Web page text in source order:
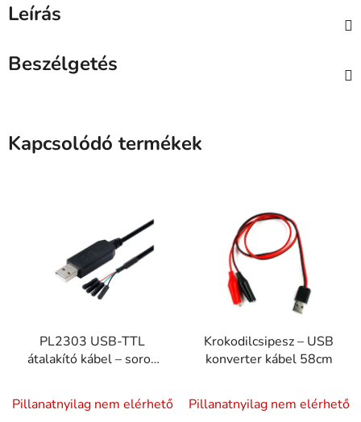
Leírás
Beszélgetés
Kapcsolódó termékek
PL2303 USB-TTL
átalakító kábel – soros
mikrokontroller
programozás
Pillanatnyilag nem elérhető
Krokodilcsipesz – USB
konverter kábel 58cm
termék
Pillanatnyilag nem elérhető